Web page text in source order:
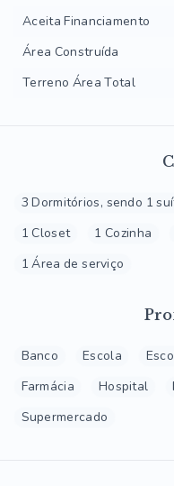
3 Dormitórios, sendo 1
1 Closet
1 Cozinha
1 Área de serviço
Banco Escola
Farmácia
Hospital
Supermercado
Aceita Financiamento
Área Construída
Terreno Área Total